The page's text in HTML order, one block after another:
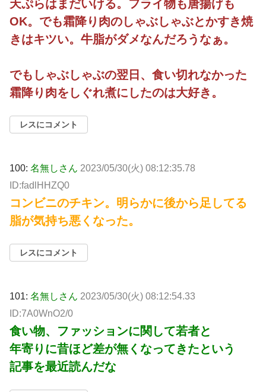
天ぷらはまだいける。フライ物も唐揚げも
OK。でも霜降り肉のしゃぶしゃぶとかすき焼
きはキツい。牛脂がダメなんだろうなぁ。
でもしゃぶしゃぶの翌日、食い切れなかった
霜降り肉をしぐれ煮にしたのは大好き。
レスにコメント
100: 名無しさん 2023/05/30(火) 08:12:35.78
ID:fadlHHZQ0
コンビニのチキン。明らかに後から足してる
脂が気持ち悪くなった。
レスにコメント
101: 名無しさん 2023/05/30(火) 08:12:54.33
ID:7A0WnO2/0
食い物、ファッションに関して若者と
年寄りに昔ほど差が無くなってきたという
記事を最近読んだな